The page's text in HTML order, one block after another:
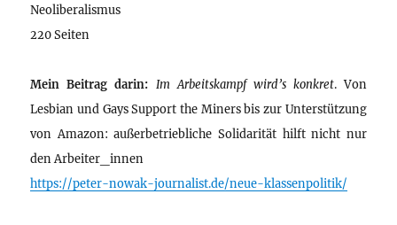
Neoliberalismus
220 Seiten
Mein Beitrag darin: Im Arbeitskampf wird’s konkret. Von
Lesbian und Gays Support the Miners bis zur Unterstützung
von Amazon: außerbetriebliche Solidarität hilft nicht nur
den Arbeiter_innen
https://peter-nowak-journalist.de/neue-klassenpolitik/